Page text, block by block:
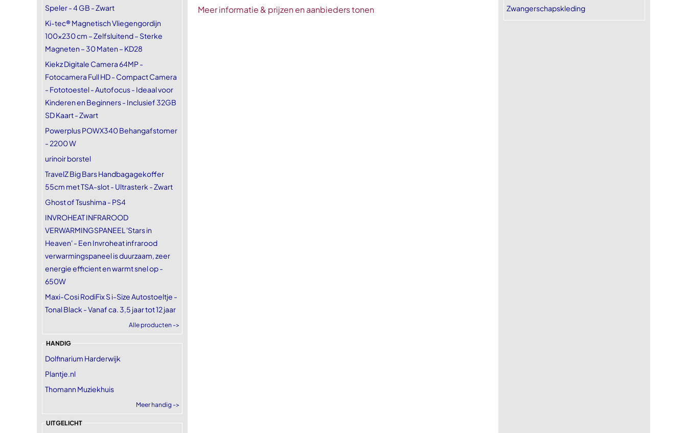
Speler - 4 GB - Zwart
Ki-tec® Magnetisch Vliegengordijn
100x230 cm – Zelfsluitend – Sterke
Magneten – 30 Maten – KD28
Kiekz Digitale Camera 64MP -
Fotocamera Full HD - Compact Camera
- Fototoestel - Autofocus - Ideaal voor
Kinderen en Beginners - Inclusief 32GB
SD Kaart - Zwart
Powerplus POWX340 Behangafstomer
- 2200 W
urinoir borstel
TravelZ Big Bars Handbagagekoffer
55cm met TSA-slot - Ultrasterk - Zwart
Ghost of Tsushima - PS4
INVROHEAT INFRAROOD
VERWARMINGSPANEEL 'Stars in
Heaven' - Een Invroheat infrarood
verwarmingspaneel is duurzaam, zeer
energie efficient en warmt snel op -
650W
Maxi-Cosi RodiFix S i-Size Autostoeltje -
Tonal Black - Vanaf ca. 3,5 jaar tot 12 jaar
Alle producten ->
HANDIG
Dolfinarium Harderwijk
Plantje.nl
Thomann Muziekhuis
Meer handig ->
UITGELICHT
Meer informatie & prijzen en aanbieders tonen
Zwangerschapskleding